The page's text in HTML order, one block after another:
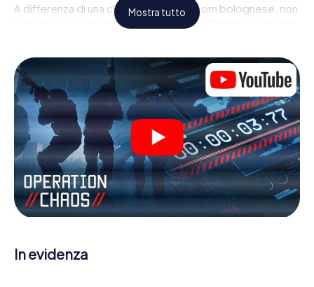
A differenza di una classica Escape Room bolognese, non
è rinchiuso in una stanza dalla quale devi liberarsi entro una
personale! Il requisito tecnico per la sua avventura da
agente a Farnworth é uno smartphone con accesso a
Internet mobile. Un clic le dà accesso alla nostra app web.
Non è necessario installare nulla per essere trascinati
nell'azione da video interattivi, minigiochi complicati e
molte altre funzionalità.
Lavori insieme con una squadra, origli le spie nemiche e
porti gli ufficiali di collegamento dalla sua parte. In questo
Escape Game a Farnworth lei e la sua squadra dovete
essere pronti a fermare i cattivi. A differenza di James
Bond and Co., tuttavia, non diventate eroi silenziosi: lei e
del Farnworth e avrete accesso alla vostra personale
galleria di immagini. Il gioco di Escape di myCityHunt rende
Mostra tutto
In evidenza